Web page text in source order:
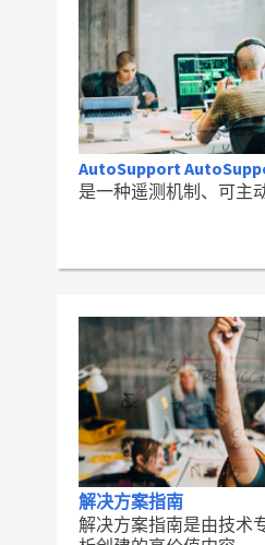
AutoSupport
是一种遥测机制、可主
解决方案指南
解决方案指南是由技术